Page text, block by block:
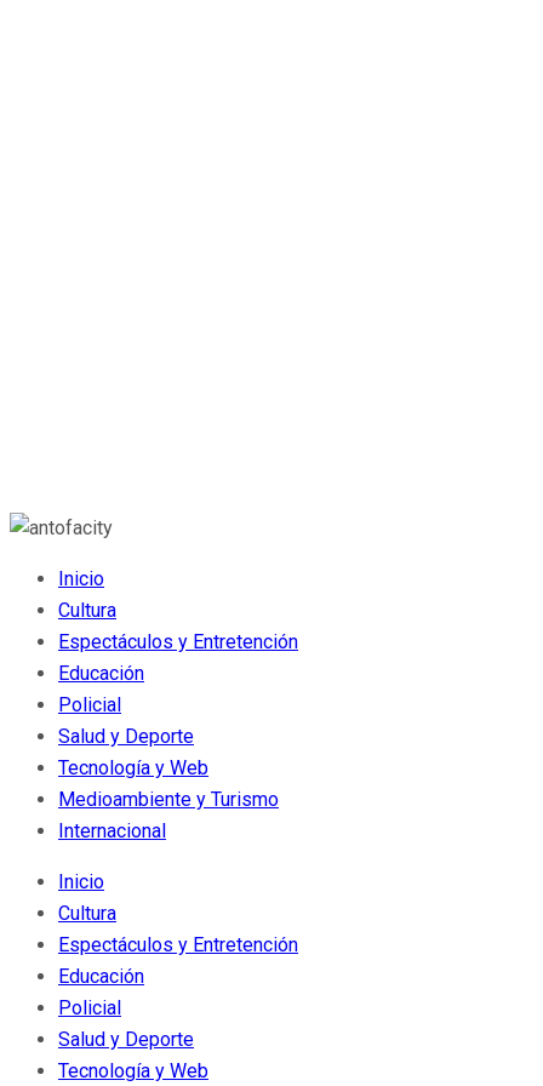
Inicio
Cultura
Espectáculos y Entretención
Educación
Policial
Salud y Deporte
Tecnología y Web
Medioambiente y Turismo
Internacional
Inicio
Cultura
Espectáculos y Entretención
Educación
Policial
Salud y Deporte
Tecnología y Web